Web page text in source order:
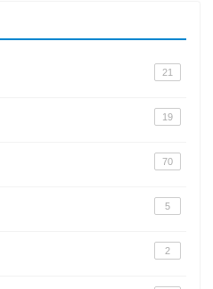
21
19
70
5
2